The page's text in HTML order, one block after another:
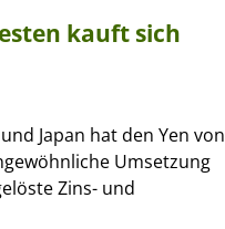
kauft sich
Japan hat den Yen von
Umsetzung
Zins- und